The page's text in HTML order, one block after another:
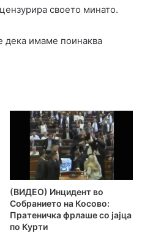
своето минато.
имаме поинаква
(ВИДЕО) Инцидент во
Собранието на Косово:
Пратеничка фрлаше со јајца
по Курти